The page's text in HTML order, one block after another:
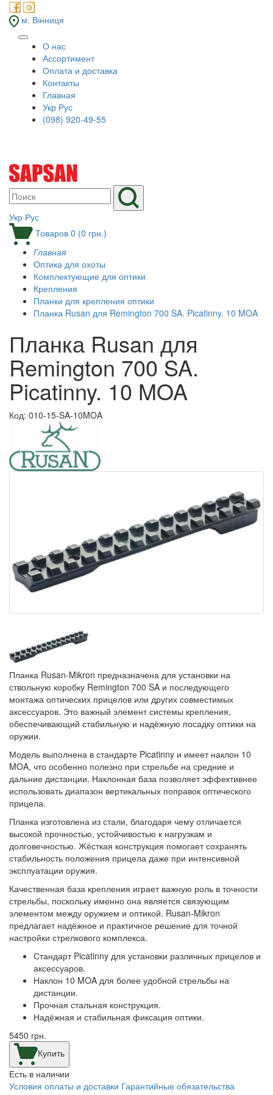
м. Вінниця
О нас
Ассортимент
Оплата и доставка
Контакты
Главная
Укр Рус
(098) 920-49-55
Укр Рус
Товаров 0 (0 грн.)
Главная
Оптика для охоты
Комплектующие для оптики
Крепления
Планки для крепления оптики
Планка Rusan для Remington 700 SA. Picatinny. 10 MOA
Планка Rusan для
Remington 700 SA.
Picatinny. 10 MOA
Код: 010-15-SA-10MOA
Планка Rusan-Mikron предназначена для установки на
ствольную коробку Remington 700 SA и последующего
монтажа оптических прицелов или других совместимых
аксессуаров. Это важный элемент системы крепления,
обеспечивающий стабильную и надёжную посадку оптики на
оружии.
Модель выполнена в стандарте Picatinny и имеет наклон 10
MOA, что особенно полезно при стрельбе на средние и
дальние дистанции. Наклонная база позволяет эффективнее
использовать диапазон вертикальных поправок оптического
прицела.
Планка изготовлена из стали, благодаря чему отличается
высокой прочностью, устойчивостью к нагрузкам и
долговечностью. Жёсткая конструкция помогает сохранять
стабильность положения прицела даже при интенсивной
эксплуатации оружия.
Качественная база крепления играет важную роль в точности
стрельбы, поскольку именно она является связующим
элементом между оружием и оптикой. Rusan-Mikron
предлагает надёжное и практичное решение для точной
настройки стрелкового комплекса.
Стандарт Picatinny для установки различных прицелов и
аксессуаров.
Наклон 10 MOA для более удобной стрельбы на
дистанции.
Прочная стальная конструкция.
Надёжная и стабильная фиксация оптики.
5450 грн.
Купить
Есть в наличии
Условия оплаты и доставки Гарантийные обязательства